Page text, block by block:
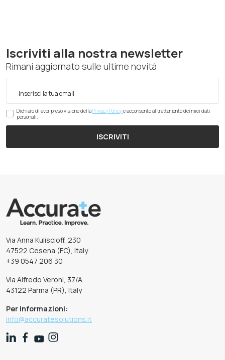
Iscriviti alla nostra newsletter
Rimani aggiornato sulle ultime novità
Dichiaro di aver preso visione dellaPrivacy Policye acconsento al trattamento dei miei dati
personali.
ISCRIVITI
Via Anna Kuliscioff, 230
47522 Cesena (FC), Italy
+39 0547 206 30
Via Alfredo Veroni, 37/A
43122 Parma (PR), Italy
Per informazioni:
info@accuratesolutions.it